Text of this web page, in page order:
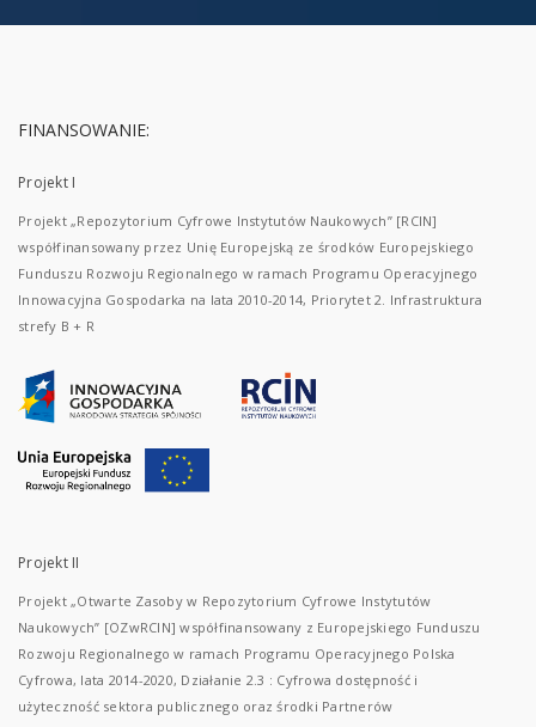
FINANSOWANIE:
Projekt I
Projekt „Repozytorium Cyfrowe Instytutów Naukowych” [RCIN]
współfinansowany przez Unię Europejską ze środków Europejskiego
Funduszu Rozwoju Regionalnego w ramach Programu Operacyjnego
Innowacyjna Gospodarka na lata 2010-2014, Priorytet 2. Infrastruktura
strefy B + R
Projekt II
Projekt „Otwarte Zasoby w Repozytorium Cyfrowe Instytutów
Naukowych” [OZwRCIN] współfinansowany z Europejskiego Funduszu
Rozwoju Regionalnego w ramach Programu Operacyjnego Polska
Cyfrowa, lata 2014-2020, Działanie 2.3 : Cyfrowa dostępność i
użyteczność sektora publicznego oraz środki Partnerów